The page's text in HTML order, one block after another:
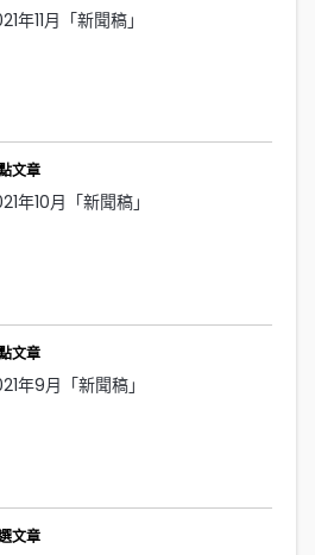
年11月「新聞稿」
文章
年10月「新聞稿」
文章
年9月「新聞稿」
文章